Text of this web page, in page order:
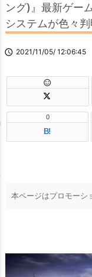
ング)』最新ゲー
システムが色々判
 2021/11/05/ 12:06:45

B!
0
本ページはプロモーシ